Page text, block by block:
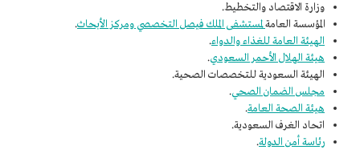
وزارة الاقتصاد والتخطيط.
المؤسسة العامةلمستشفى الملك فيصل التخصصي ومركز الأبحاث.
الهيئة العامة للغذاء والدواء.
هيئة الهلال الأحمر السعودي.
الهيئة السعودية للتخصصات الصحية.
مجلس الضمان الصحي.
هيئة الصحة العامة.
اتحاد الغرف السعودية.
رئاسة أمن الدولة.